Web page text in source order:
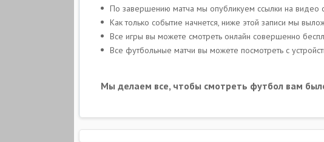
По завершению матча мы опубликуем ссылки на видео
Как только событие начнется, ниже этой записи мы
Все игры вы можете смотреть онлайн совершенно
Все футбольные матчи вы можете посмотреть с
Мы делаем все, чтобы смотреть футбол вам